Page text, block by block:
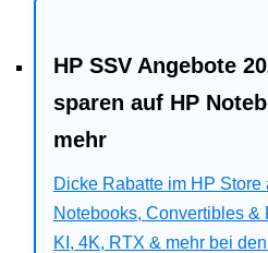
Web
Business
Angebote
Bitdefender
HP SSV Angebote
sparen auf HP
mehr
Dicke Rabatte im HP Store
Notebooks, Convertibles &
KI, 4K, RTX & mehr bei